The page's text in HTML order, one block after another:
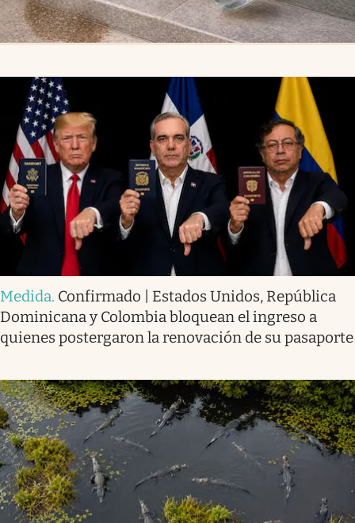
Medida. Confirmado | Estados Unidos, República
Dominicana y Colombia bloquean el ingreso a
quienes postergaron la renovación de su pasaporte